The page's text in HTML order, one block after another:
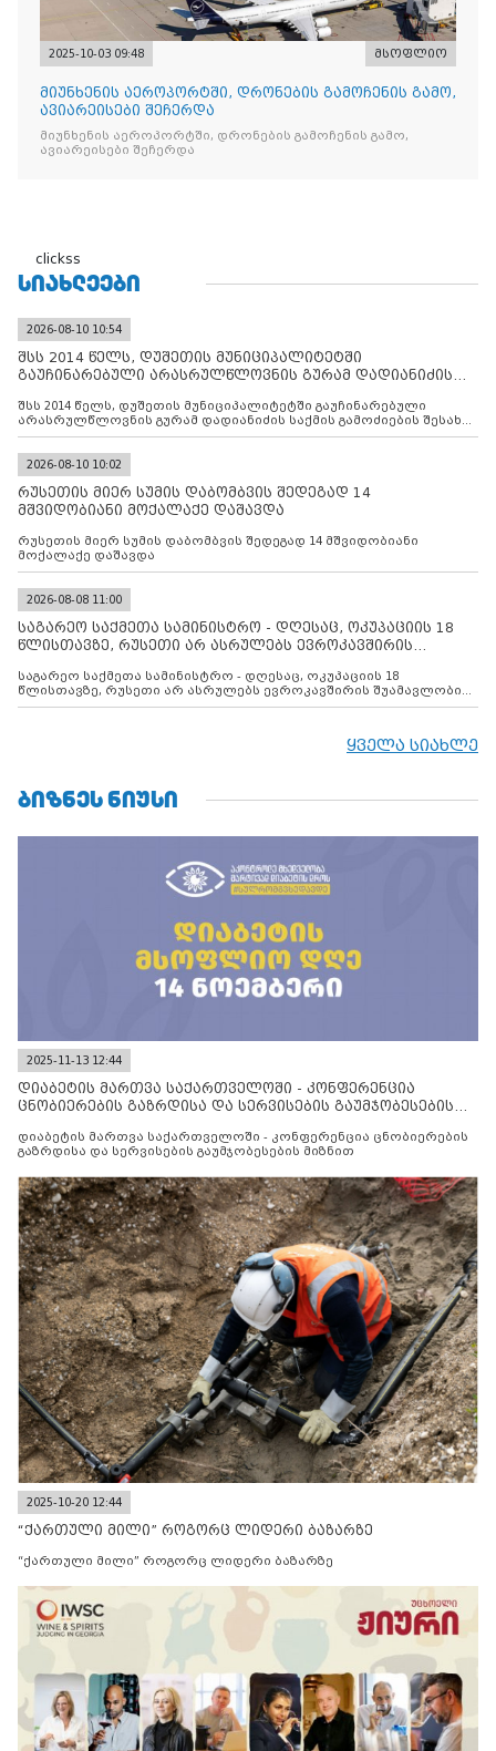
2025-10-03 09:48 მსოფლიო
მიუნხენის აეროპორტში, დრონების გამოჩენის გამო,
ავიარეისები შეჩერდა
მიუნხენის აეროპორტში, დრონების გამოჩენის გამო,
ავიარეისები შეჩერდა
clickss
ᲡᲘᲐᲮᲚᲔᲔᲑᲘ
2026-08-10 10:54
შსს 2014 წელს, დუშეთის მუნიციპალიტეტში
გაუჩინარებული არასრულწლოვნის გურამ დადიანიძის
შსს 2014 წელს, დუშეთის მუნიციპალიტეტში გაუჩინარებული
არასრულწლოვნის გურამ დადიანიძის საქმის გამოძიების შესახებ
ინფორმაციას ავრცელებს
2026-08-10 10:02
რუსეთის მიერ სუმის დაბომბვის შედეგად 14
მშვიდობიანი მოქალაქე დაშავდა
რუსეთის მიერ სუმის დაბომბვის შედეგად 14 მშვიდობიანი
მოქალაქე დაშავდა
2026-08-08 11:00
საგარეო საქმეთა სამინისტრო - დღესაც, ოკუპაციის 18
წლისთავზე, რუსეთი არ ასრულებს ევროკავშირის
საგარეო საქმეთა სამინისტრო - დღესაც, ოკუპაციის 18
წლისთავზე, რუსეთი არ ასრულებს ევროკავშირის შუამავლობით
დადებულ 2008 წლის 12 აგვისტოს ცეცხლის შეწყვეტის
მილიტარიზაციის პროცესს და აქტიურად დგამს ნაბიჯებს მათი
ყველა სიახლე
ᲑᲘᲖᲜᲔᲡ ᲜᲘᲣᲡᲘ
2025-11-13 12:44
დიაბეტის მართვა საქართველოში - კონფერენცია
ცნობიერების გაზრდისა და სერვისების გაუმჯობესების
დიაბეტის მართვა საქართველოში - კონფერენცია ცნობიერების
გაზრდისა და სერვისების გაუმჯობესების მიზნით
2025-10-20 12:44
“ქართული მილი” როგორც ლიდერი ბაზარზე
“ქართული მილი” როგორც ლიდერი ბაზარზე